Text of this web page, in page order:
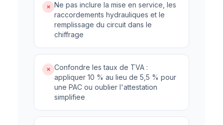
✗ Ne pas inclure la mise en service, les
raccordements hydrauliques et le
remplissage du circuit dans le
chiffrage
✗ Confondre les taux de TVA :
appliquer 10 % au lieu de 5,5 % pour
une PAC ou oublier l'attestation
simplifiee